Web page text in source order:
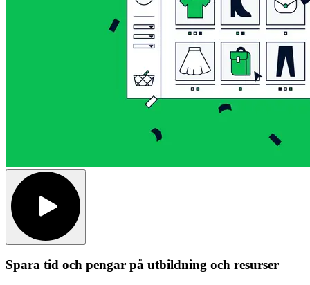
Spara tid och pengar på utbildning och resurser